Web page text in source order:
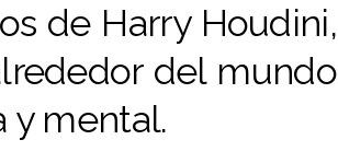
de Harry Houdini,
del mundo
y mental.